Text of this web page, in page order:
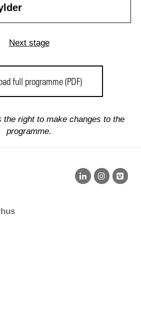
Next stage
full programme (PDF)
the right to make changes to the
programme.